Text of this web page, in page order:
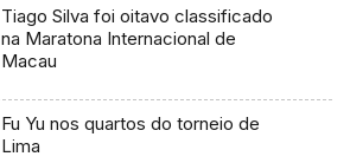
Tiago Silva foi oitavo classificado
na Maratona Internacional de
Macau
Fu Yu nos quartos do torneio de
Lima